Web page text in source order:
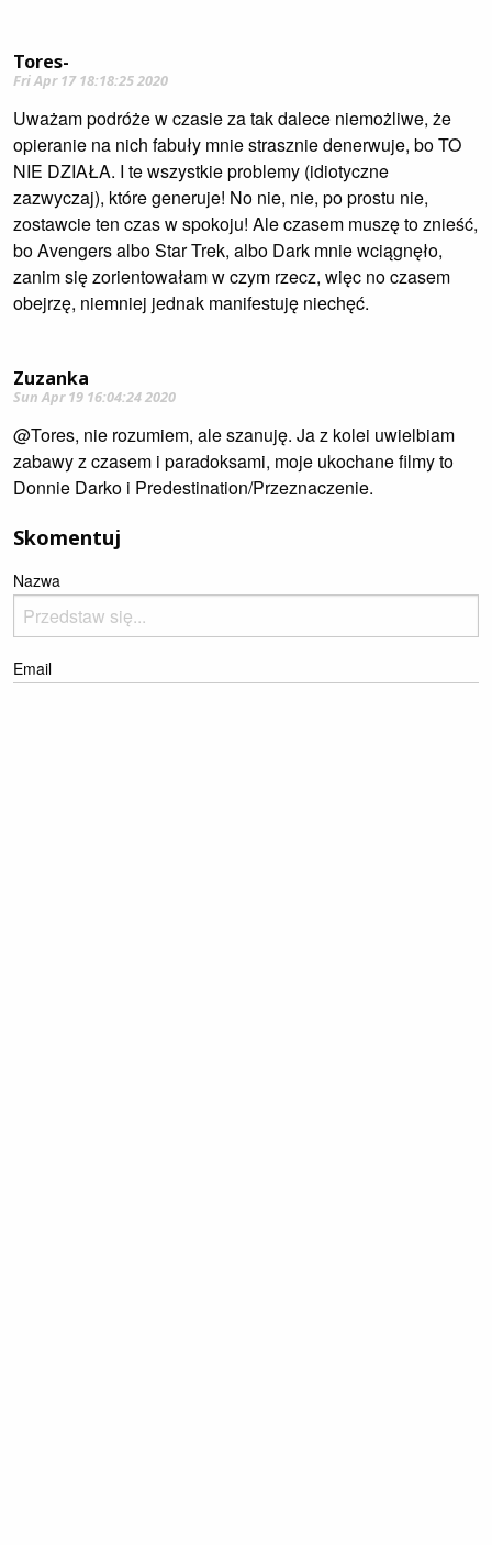
Tores-
Fri Apr 17 18:18:25 2020
Uważam podróże w czasie za tak dalece niemożliwe, że
opieranie na nich fabuły mnie strasznie denerwuje, bo TO
NIE DZIAŁA. I te wszystkie problemy (idiotyczne
zazwyczaj), które generuje! No nie, nie, po prostu nie,
zostawcie ten czas w spokoju! Ale czasem muszę to znieść,
bo Avengers albo Star Trek, albo Dark mnie wciągnęło,
zanim się zorientowałam w czym rzecz, więc no czasem
obejrzę, niemniej jednak manifestuję niechęć.
Zuzanka
Sun Apr 19 16:04:24 2020
@Tores, nie rozumiem, ale szanuję. Ja z kolei uwielbiam
zabawy z czasem i paradoksami, moje ukochane filmy to
Donnie Darko i Predestination/Przeznaczenie.
Skomentuj
Nazwa
Email